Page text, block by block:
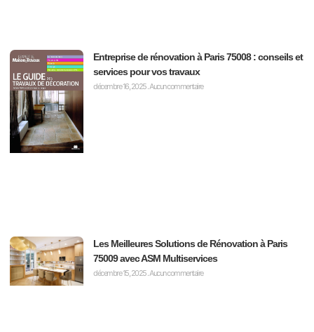
Entreprise de rénovation à Paris 75008 : conseils et
services pour vos travaux
décembre 16, 2025Aucun commentaire
Les Meilleures Solutions de Rénovation à Paris
75009 avec ASM Multiservices
décembre 15, 2025Aucun commentaire